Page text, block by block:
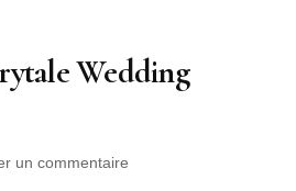
Wedding
un commentaire